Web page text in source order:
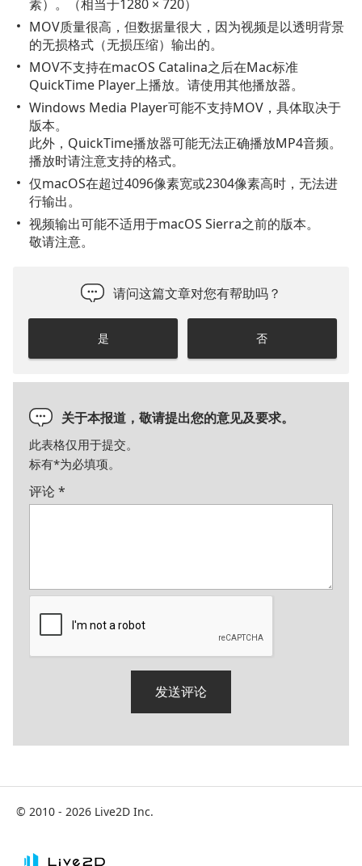
素）。（相当于1280 × 720）
MOV质量很高，但数据量很大，因为视频是以透明背景
的无损格式（无损压缩）输出的。
MOV不支持在macOS Catalina之后在Mac标准
QuickTime Player上播放。请使用其他播放器。
Windows Media Player可能不支持MOV，具体取决于
版本。
此外，QuickTime播放器可能无法正确播放MP4音频。
播放时请注意支持的格式。
仅macOS在超过4096像素宽或2304像素高时，无法进
行输出。
视频输出可能不适用于macOS Sierra之前的版本。
敬请注意。
请问这篇文章对您有帮助吗？
是 否
关于本报道，敬请提出您的意见及要求。
此表格仅用于提交。
标有*为必填项。
评论*
© 2010 - 2026 Live2D Inc.